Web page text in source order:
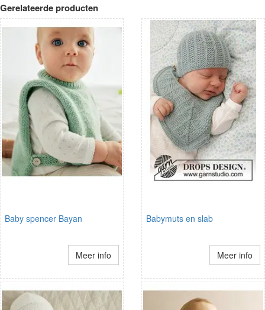
Gerelateerde producten
Baby spencer Bayan
Meer info
Babymuts en slab
Meer info